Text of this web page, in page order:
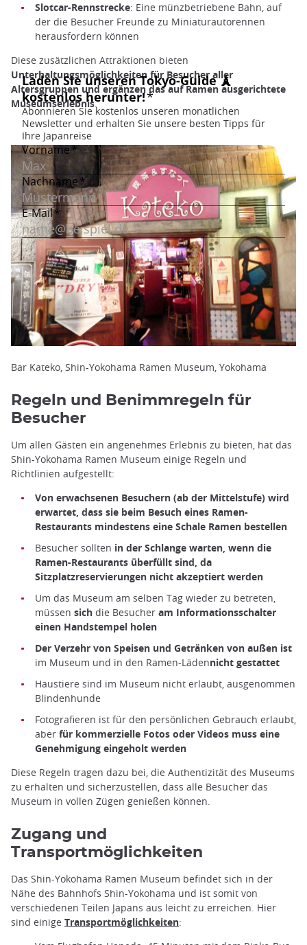
Slotcar-Rennstrecke: Eine münzbetriebene Bahn, auf
der die Besucher Freunde zu Miniaturautorennen
herausfordern können
Diese zusätzlichen Attraktionen bieten
Unterhaltungsmöglichkeiten für Besucher aller
Altersgruppen und ergänzen das auf Ramen ausgerichtete
Museumserlebnis.
Bar Kateko, Shin-Yokohama Ramen Museum, Yokohama
Regeln und Benimmregeln für
Besucher
Um allen Gästen ein angenehmes Erlebnis zu bieten, hat das
Shin-Yokohama Ramen Museum einige Regeln und
Richtlinien aufgestellt:
Von erwachsenen Besuchern (ab der Mittelstufe) wird
erwartet, dass sie beim Besuch eines Ramen-
Restaurants mindestens eine Schale Ramen bestellen
Besucher sollten in der Schlange warten, wenn die
Ramen-Restaurants überfüllt sind, da
Sitzplatzreservierungen nicht akzeptiert werden
Um das Museum am selben Tag wieder zu betreten,
müssen sich die Besucher am Informationsschalter
einen Handstempel holen
Der Verzehr von Speisen und Getränken von außen ist
im Museum und in den Ramen-Lädennicht gestattet
Haustiere sind im Museum nicht erlaubt, ausgenommen
Blindenhunde
Fotografieren ist für den persönlichen Gebrauch erlaubt,
aber für kommerzielle Fotos oder Videos muss eine
Genehmigung eingeholt werden
Diese Regeln tragen dazu bei, die Authentizität des Museums
zu erhalten und sicherzustellen, dass alle Besucher das
Museum in vollen Zügen genießen können.
Zugang und
Transportmöglichkeiten
Das Shin-Yokohama Ramen Museum befindet sich in der
Nähe des Bahnhofs Shin-Yokohama und ist somit von
verschiedenen Teilen Japans aus leicht zu erreichen. Hier
sind einige Transportmöglichkeiten: